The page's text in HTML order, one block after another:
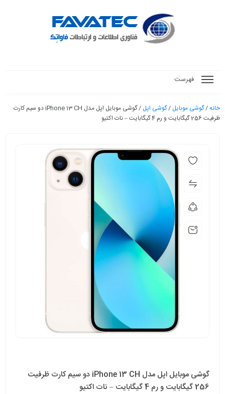
فهرست
خانه/گوشی موبایل /گوشی اپل
/ گوشی موبایل اپل مدل iPhone 13 CH دو سیم‌ کارت
ظرفیت 256 گیگابایت و رم 4 گیگابایت – نات اکتیو
گوشی موبایل اپل مدل iPhone 13 CH دو سیم‌ کارت ظرفیت
256 گیگابایت و رم 4 گیگابایت – نات اکتیو